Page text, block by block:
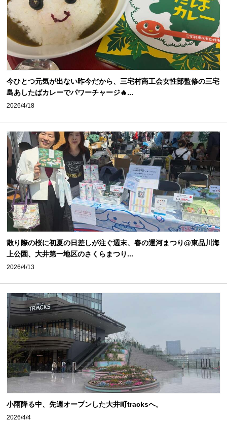
今ひとつ元気が出ない昨今だから、三宅村商工会女性部監修の三宅
島あしたばカレーでパワーチャージ🔥...
2026/4/18
散り際の桜に初夏の日差しが注ぐ週末、春の運河まつり@東品川海
上公園、大井第一地区のさくらまつり...
2026/4/13
小雨降る中、先週オープンした大井町tracksへ。
2026/4/4